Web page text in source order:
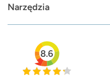
Narzędzia
8.6